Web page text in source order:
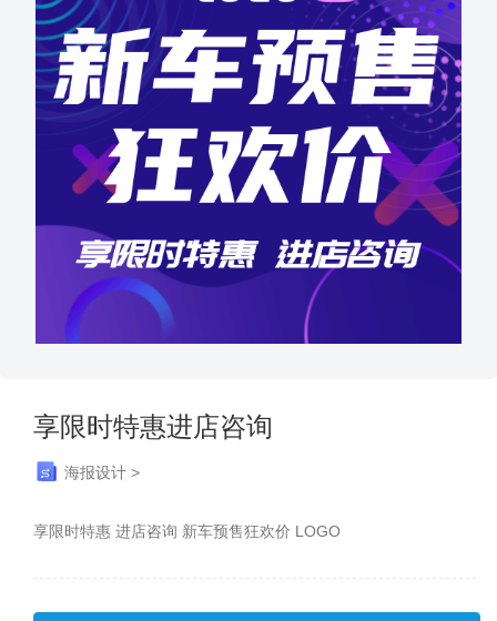
享限时特惠进店咨询
海报设计 >
享限时特惠 进店咨询 新车预售狂欢价 LOGO